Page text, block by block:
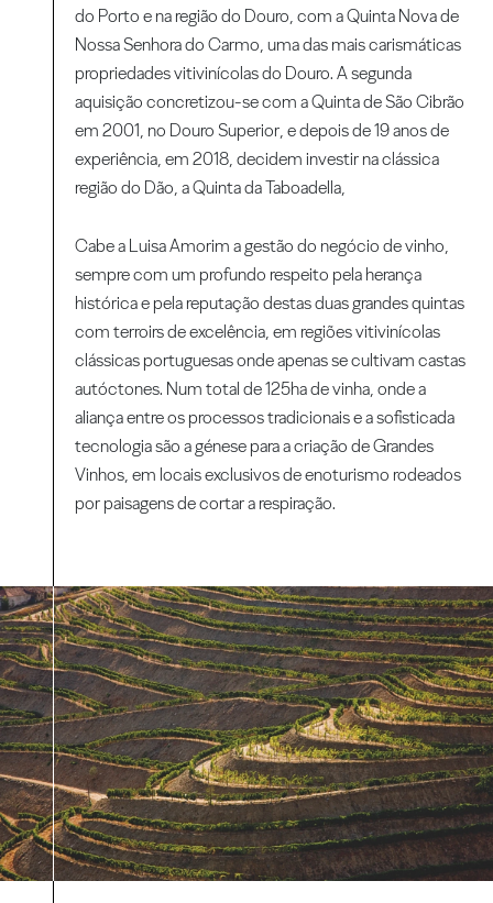
do Porto e na região do Douro, com a Quinta Nova de
Nossa Senhora do Carmo, uma das mais carismáticas
propriedades vitivinícolas do Douro. A segunda
aquisição concretizou-se com a Quinta de São Cibrão
em 2001, no Douro Superior, e depois de 19 anos de
experiência, em 2018, decidem investir na clássica
região do Dão, a Quinta da Taboadella,
Cabe a Luisa Amorim a gestão do negócio de vinho,
sempre com um profundo respeito pela herança
histórica e pela reputação destas duas grandes quintas
com terroirs de excelência, em regiões vitivinícolas
clássicas portuguesas onde apenas se cultivam castas
autóctones. Num total de 125ha de vinha, onde a
aliança entre os processos tradicionais e a sofisticada
tecnologia são a génese para a criação de Grandes
Vinhos, em locais exclusivos de enoturismo rodeados
por paisagens de cortar a respiração.